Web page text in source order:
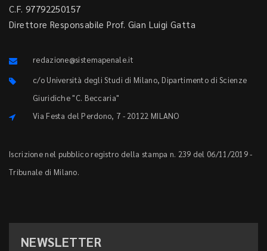
C.F. 97792250157
Direttore Responsabile Prof. Gian Luigi Gatta
redazione@sistemapenale.it
c/o Università degli Studi di Milano, Dipartimento di Scienze
Giuridiche "C. Beccaria"
Via Festa del Perdono, 7 - 20122 MILANO
Iscrizione nel pubblico registro della stampa n. 239 del 06/11/2019 -
Tribunale di Milano.
NEWSLETTER